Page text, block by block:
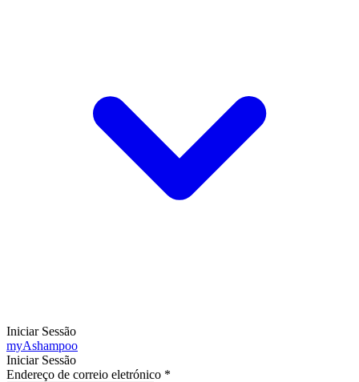
Iniciar Sessão
myAshampoo
Iniciar Sessão
Endereço de correio eletrónico *